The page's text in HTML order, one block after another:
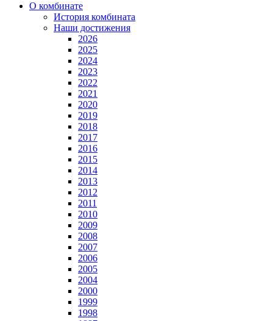
О комбинате
История комбината
Наши достижения
2026
2025
2024
2023
2022
2021
2020
2019
2018
2017
2016
2015
2014
2013
2012
2011
2010
2009
2008
2007
2006
2005
2004
2000
1999
1998